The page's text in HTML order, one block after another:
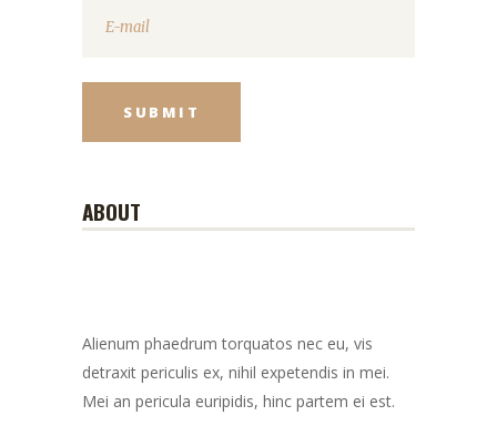
ABOUT
Alienum phaedrum torquatos nec eu, vis
detraxit periculis ex, nihil expetendis in mei.
Mei an pericula euripidis, hinc partem ei est.